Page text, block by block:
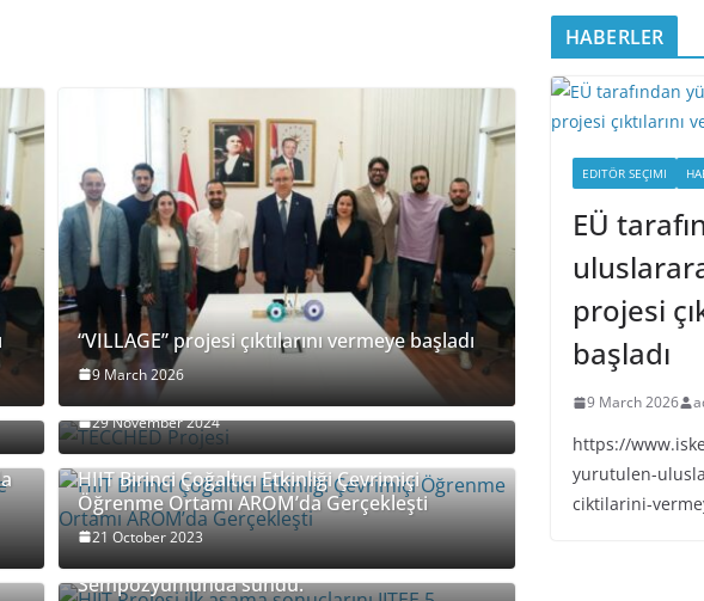
“VILLAGE” projesi çıktılarını vermeye başladı
9 March 2026
TECCHED Projesi
29 November 2024
HIIT Birinci Çoğaltıcı Etkinliği Çevrimiçi
Öğrenme Ortamı AROM’da Gerçekleşti
21 October 2023
HIIT Projesi ilk aşama sonuçlarını IITEE 5.
Sempozyumunda sundu.
HABERLER
EDITÖR SEÇIMI
EÜ
projesi
başladı
9 March 2026
https://
yurutulen-
ciktilarini-